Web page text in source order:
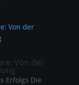
Von der
Erfolgs Die